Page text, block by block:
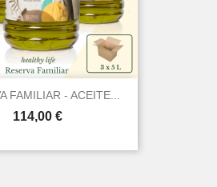
FAMILIAR - ACEITE...
Precio
114,00 €